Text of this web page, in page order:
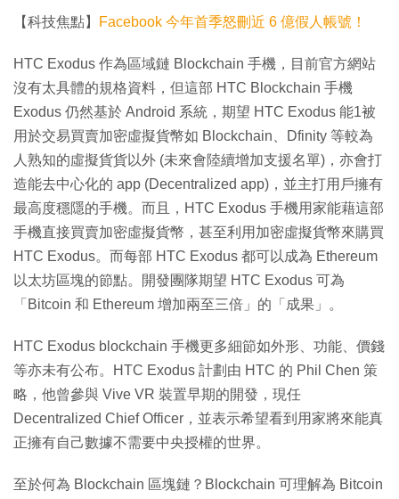
【科技焦點】 Facebook 今年首季怒刪近 6 億假人帳號！
HTC Exodus 作為區域鏈 Blockchain 手機，目前官方網站
沒有太具體的規格資料，但這部 HTC Blockchain 手機
Exodus 仍然基於 Android 系統，期望 HTC Exodus 能1被
用於交易買賣加密虛擬貨幣如 Blockchain、Dfinity 等較為
人熟知的虛擬貨貨以外 (未來會陸續增加支援名單)，亦會打
造能去中心化的 app (Decentralized app)，並主打用戶擁有
最高度穩隱的手機。而且，HTC Exodus 手機用家能藉這部
手機直接買賣加密虛擬貨幣，甚至利用加密虛擬貨幣來購買
HTC Exodus。而每部 HTC Exodus 都可以成為 Ethereum
以太坊區塊的節點。開發團隊期望 HTC Exodus 可為
「Bitcoin 和 Ethereum 增加兩至三倍」的「成果」。
HTC Exodus blockchain 手機更多細節如外形、功能、價錢
等亦未有公布。HTC Exodus 計劃由 HTC 的 Phil Chen 策
略，他曾參與 Vive VR 裝置早期的開發，現任
Decentralized Chief Officer，並表示希望看到用家將來能真
正擁有自己數據不需要中央授權的世界。
至於何為 Blockchain 區塊鏈？Blockchain 可理解為 Bitcoin